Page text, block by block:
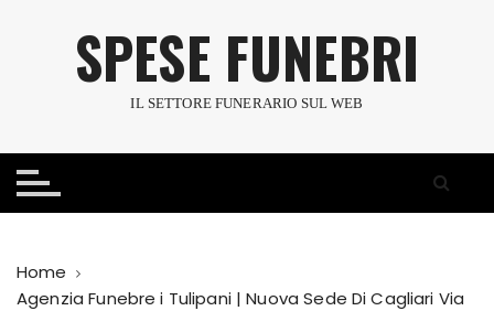
a
SPESE FUNEBRI
IL SETTORE FUNERARIO SUL WEB
Home
Agenzia Funebre i Tulipani | Nuova Sede Di Cagliari Via